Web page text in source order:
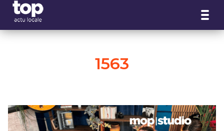
1563
Panneau de gestion des cookies